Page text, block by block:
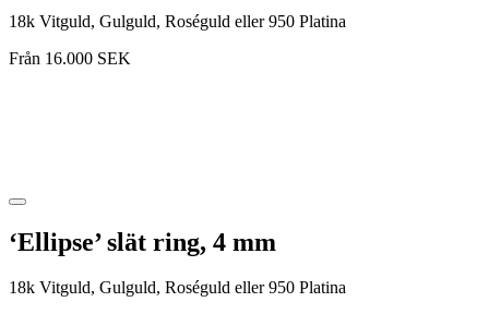
18k Vitguld, Gulguld, Roséguld eller 950 Platina
Från 16.000 SEK
‘Ellipse’ slät ring, 4 mm
18k Vitguld, Gulguld, Roséguld eller 950 Platina